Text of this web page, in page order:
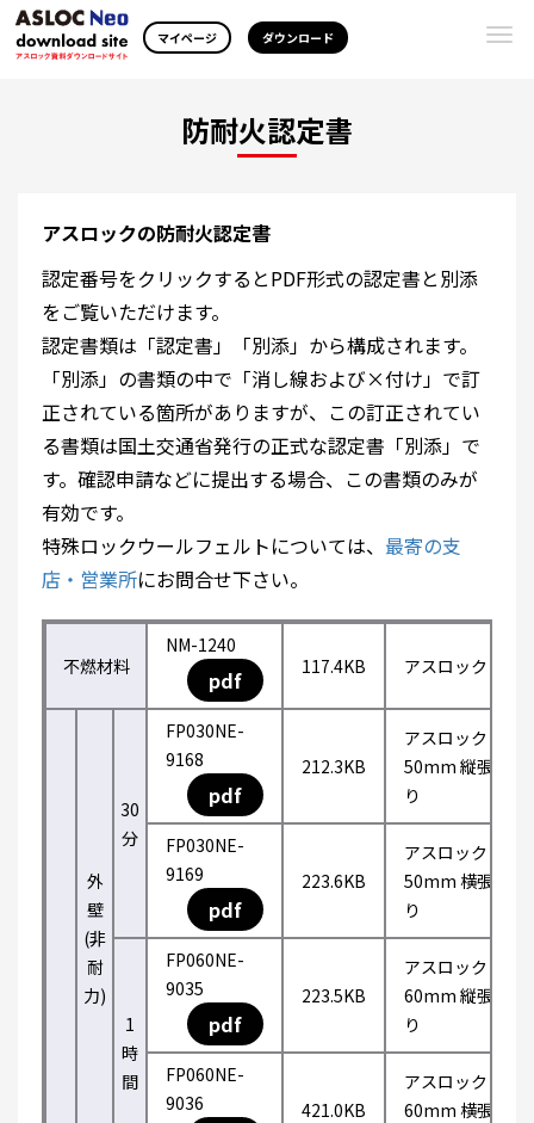
マイページ ダウンロード
防耐火認定書
アスロックの防耐火認定書
認定番号をクリックするとPDF形式の認定書と別添
をご覧いただけます。
認定書類は「認定書」「別添」から構成されます。
「別添」の書類の中で「消し線および×付け」で訂
正されている箇所がありますが、この訂正されてい
る書類は国土交通省発行の正式な認定書「別添」で
す。確認申請などに提出する場合、この書類のみが
有効です。
特殊ロックウールフェルトについては、 最寄の支
店・営業所にお問合せ下さい。
不燃材料
NM-1240
pdf 117.4KB アスロック
外
壁
(非
耐
力)
30
分
FP030NE-
9168
pdf
212.3KB
アスロック
50mm 縦張
り
FP030NE-
9169
pdf
223.6KB
アスロック
50mm 横張
り
1
時
間
FP060NE-
9035
pdf
223.5KB
アスロック
60mm 縦張
り
FP060NE-
9036
421.0KB
アスロック
60mm 横張